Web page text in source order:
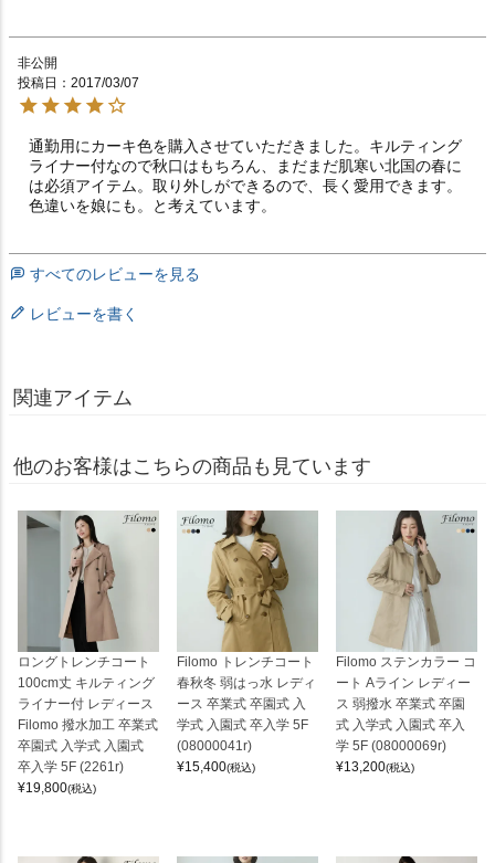
非公開
投稿日
2017/03/07
通勤用にカーキ色を購入させていただきました。キルティング
ライナー付なので秋口はもちろん、まだまだ肌寒い北国の春に
は必須アイテム。取り外しができるので、長く愛用できます。
色違いを娘にも。と考えています。
すべてのレビューを見る
レビューを書く
関連アイテム
他のお客様はこちらの商品も見ています
ロングトレンチコート
100cm丈 キルティング
ライナー付 レディース
Filomo 撥水加工 卒業式
卒園式 入学式 入園式
卒入学 5F (2261r)
¥19,800(税込)
Filomo トレンチコート
春秋冬 弱はっ水 レディ
ース 卒業式 卒園式 入
学式 入園式 卒入学 5F
(08000041r)
¥15,400(税込)
Filomo ステンカラー コ
ート Aライン レディー
ス 弱撥水 卒業式 卒園
式 入学式 入園式 卒入
学 5F (08000069r)
¥13,200(税込)